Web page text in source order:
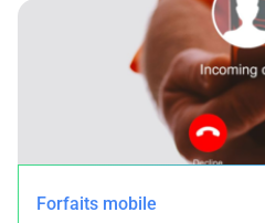
Forfaits mobile